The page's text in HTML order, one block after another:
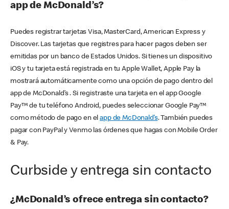
app de McDonald’s?
Puedes registrar tarjetas Visa, MasterCard, American Express y
Discover. Las tarjetas que registres para hacer pagos deben ser
emitidas por un banco de Estados Unidos. Si tienes un dispositivo
iOS y tu tarjeta está registrada en tu Apple Wallet, Apple Pay la
mostrará automáticamente como una opción de pago dentro del
app de McDonald’s . Si registraste una tarjeta en el app Google
Pay™ de tu teléfono Android, puedes seleccionar Google Pay™
como método de pago en elapp de McDonald’s. También puedes
pagar con PayPal y Venmo las órdenes que hagas con Mobile Order
& Pay.
Curbside y entrega sin contacto
¿McDonald’s ofrece entrega sin contacto?